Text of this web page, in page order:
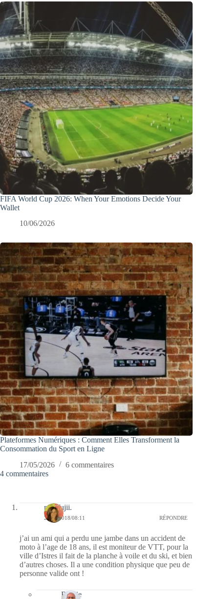
FIFA World Cup 2026: When Your Emotions Decide Your
Wallet
10/06/2026
Plateformes Numériques : Comment Elles Transforment la
Consommation du Sport en Ligne
17/05/2026
6 commentaires
4 commentaires
missfujii.
20/04/2018/08:11 RÉPONDRE
j’ai un ami qui a perdu une jambe dans un accident de
moto à l’age de 18 ans, il est moniteur de VTT, pour la
ville d’Istres il fait de la planche à voile et du ski, et bien
d’autres choses. Il a une condition physique que peu de
personne valide ont !
Bernie